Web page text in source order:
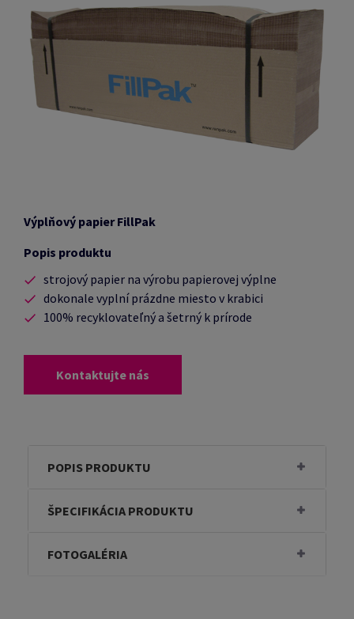
Výplňový papier FillPak
Popis produktu
strojový papier na výrobu papierovej výplne
dokonale vyplní prázdne miesto v krabici
100% recyklovateľný a šetrný k prírode
Kontaktujte nás
POPIS PRODUKTU
ŠPECIFIKÁCIA PRODUKTU
FOTOGALÉRIA